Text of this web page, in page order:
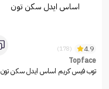
4.9
(178)
Topface
توب فيس كريم اساس ايدل سكن تون